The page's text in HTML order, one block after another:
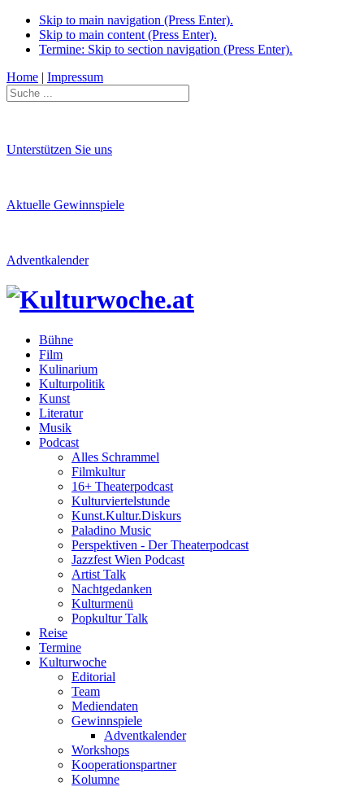
Skip to main navigation (Press Enter).
Skip to main content (Press Enter).
Termine: Skip to section navigation (Press Enter).
Home | Impressum
Unterstützen Sie uns
Aktuelle Gewinnspiele
Adventkalender
Bühne
Film
Kulinarium
Kulturpolitik
Kunst
Literatur
Musik
Podcast
Alles Schrammel
Filmkultur
16+ Theaterpodcast
Kulturviertelstunde
Kunst.Kultur.Diskurs
Paladino Music
Perspektiven - Der Theaterpodcast
Jazzfest Wien Podcast
Artist Talk
Nachtgedanken
Kulturmenü
Popkultur Talk
Reise
Termine
Kulturwoche
Editorial
Team
Mediendaten
Gewinnspiele
Adventkalender
Workshops
Kooperationspartner
Kolumne